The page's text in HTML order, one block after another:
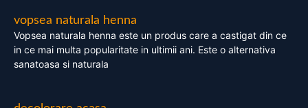
vopsea naturala henna
Vopsea naturala henna este un produs care a castigat din ce
in ce mai multa popularitate in ultimii ani. Este o alternativa
sanatoasa si naturala